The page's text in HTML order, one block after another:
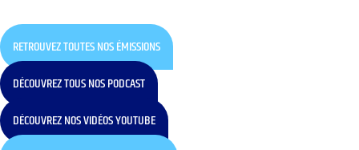
RETROUVEZ TOUTES NOS ÉMISSIONS
DÉCOUVREZ TOUS NOS PODCAST
DÉCOUVREZ NOS VIDÉOS YOUTUBE